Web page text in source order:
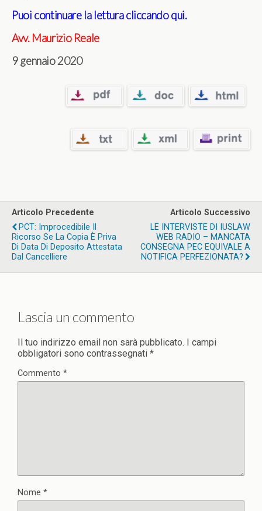
Puoi continuare la lettura cliccando qui.
Avv. Maurizio Reale
9 gennaio 2020
Articolo Precedente
PCT: Improcedibile Il
Ricorso Se La Copia È Priva
Di Data Di Deposito Attestata
Dal Cancelliere
Articolo Successivo
LE INTERVISTE DI IUSLAW
WEB RADIO – MANCATA
CONSEGNA PEC EQUIVALE A
NOTIFICA PERFEZIONATA?
Lascia un commento
Il tuo indirizzo email non sarà pubblicato.
I campi
obbligatori sono contrassegnati *
Commento *
Nome *